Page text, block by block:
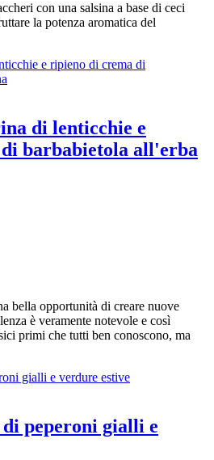
con una salsina a base di ceci
la potenza aromatica del
di lenticchie e
barbabietola all'erba
bella opportunità di creare nuove
è veramente notevole e così
primi che tutti ben conoscono, ma
peperoni gialli e